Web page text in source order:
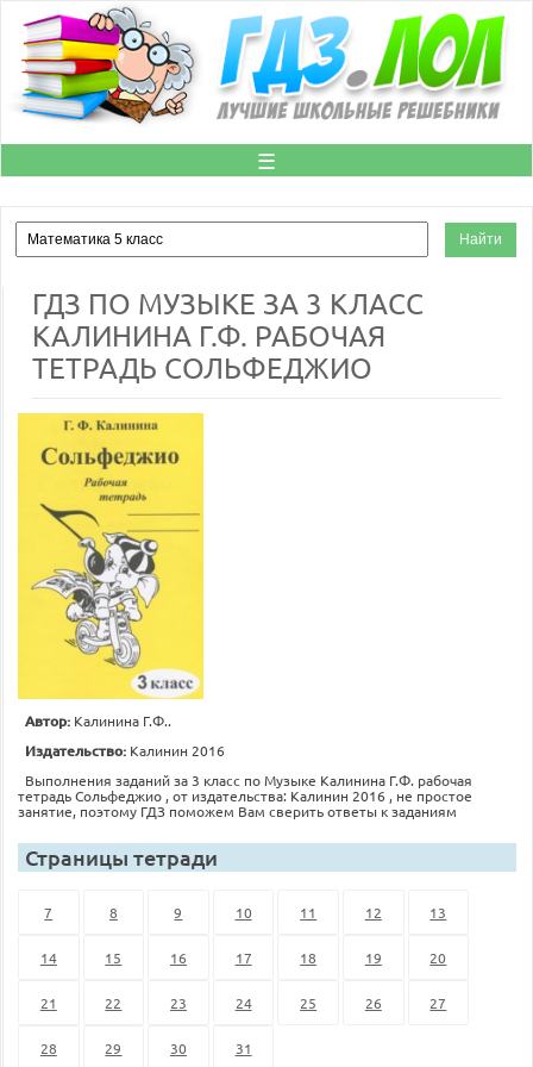
☰
ГДЗ ПО МУЗЫКЕ ЗА 3 КЛАСС
КАЛИНИНА Г.Ф. РАБОЧАЯ
ТЕТРАДЬ СОЛЬФЕДЖИО
Автор: Калинина Г.Ф..
Издательство: Калинин 2016
Выполнения заданий за 3 класс по Музыке Калинина Г.Ф. рабочая
тетрадь Сольфеджио , от издательства: Калинин 2016 , не простое
занятие, поэтому ГДЗ поможем Вам сверить ответы к заданиям
Страницы тетради
7 8 9 10 11 12 13
14 15 16 17 18 19 20
21 22 23 24 25 26 27
28 29 30 31